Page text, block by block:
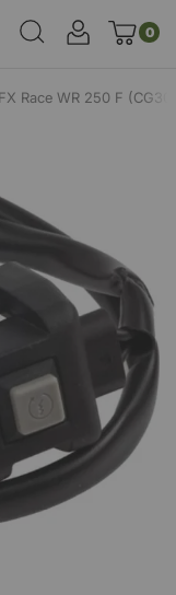
0
Race WR 250 F